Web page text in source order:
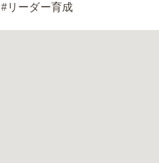
#リーダー育成